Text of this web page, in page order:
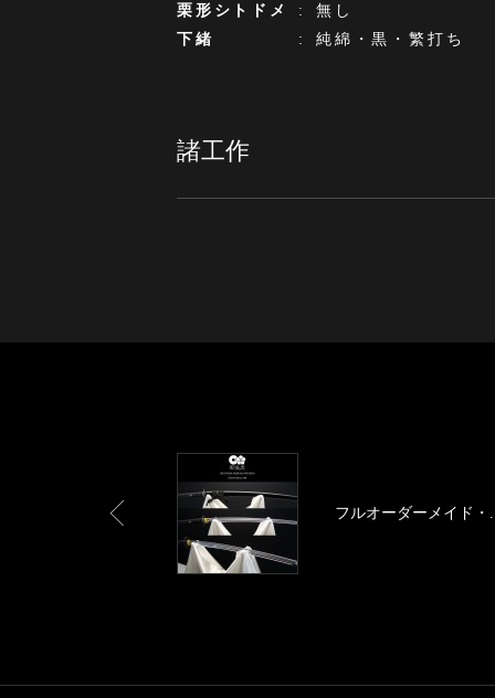
栗形シトドメ
:
無し
下緒
: 純綿・黒・繁打ち
諸工作
フルオーダーメイド・